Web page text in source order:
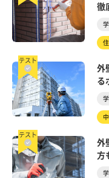
徹
テスト
外
る
テスト
外
方